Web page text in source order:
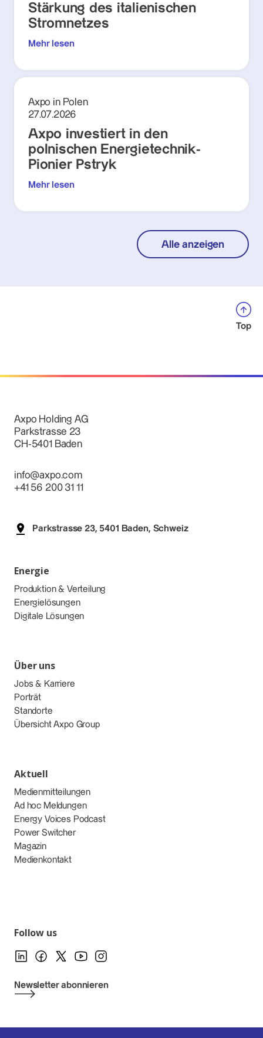
Stärkung des italienischen
Stromnetzes
Mehr lesen
Axpo in Polen
27.07.2026
Axpo investiert in den
polnischen Energietechnik-
Pionier Pstryk
Mehr lesen
Alle anzeigen
Top
Axpo Holding AG
Parkstrasse 23
CH-5401 Baden
info@axpo.com
+41 56 200 31 11
Parkstrasse 23, 5401 Baden, Schweiz
Energie
Produktion & Verteilung
Energielösungen
Digitale Lösungen
Über uns
Jobs & Karriere
Porträt
Standorte
Übersicht Axpo Group
Aktuell
Medienmitteilungen
Ad hoc Meldungen
Energy Voices Podcast
Power Switcher
Magazin
Medienkontakt
Follow us
Newsletter abonnieren